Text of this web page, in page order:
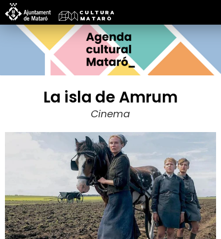
La isla de Amrum
Cinema